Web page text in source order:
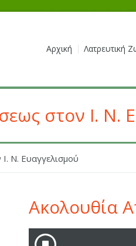
Αρχική Λατρευτική
στον Ι. Ν.
Ν. Ευαγγελισμού
Ακολουθία